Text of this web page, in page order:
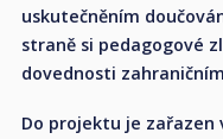
uskutečněním
straně si pedagogové
dovednosti
Do projektu je zařazen